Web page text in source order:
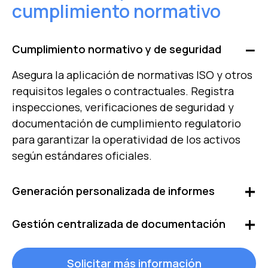
cumplimiento normativo
Cumplimiento normativo y de seguridad
Asegura la aplicación de normativas ISO y otros
requisitos legales o contractuales. Registra
inspecciones, verificaciones de seguridad y
documentación de cumplimiento regulatorio
para garantizar la operatividad de los activos
según estándares oficiales.
Generación personalizada de informes
Accede a informes detallados sobre órdenes de
trabajo, estado de activos, costes operativos y
KPIs. Automatiza la generación de reportes
personalizados adaptando el formato y la
Gestión centralizada de documentación
Accede fácilmente a manuales técnicos,
Solicitar más información